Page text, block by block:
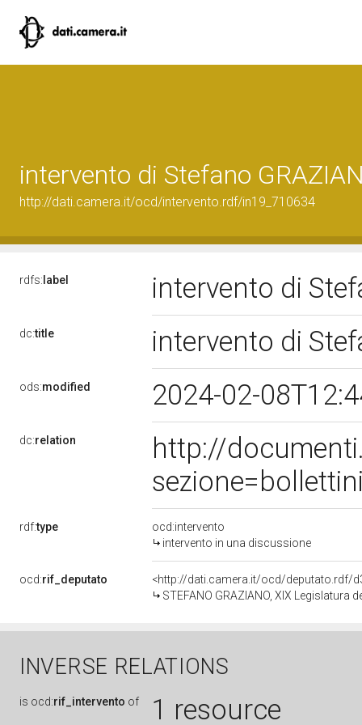
intervento di Stefano
http://dati.camera.it/ocd/intervento.rdf/in19_710634
rdfs: label intervento di
dc:title intervento di
ods:modified 2024-02-
dc:relation
http://
rdf:type
ocd:intervento
intervento in una discussione
ocd:rif_deputato
<http://dati.camera.it/ocd/deputato.rdf/
STEFANO GRAZIANO, XIX Legislatura
INVERSE RELATIONS
is ocd:rif_intervento of 1 resource